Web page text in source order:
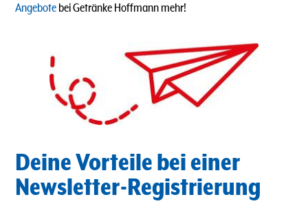
Angebote bei Getränke Hoffmann mehr!
Deine Vorteile bei einer
Newsletter-Registrierung